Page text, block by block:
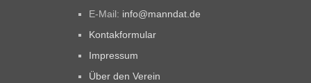
E-Mail: info@manndat.de
Kontakformular
Impressum
Über den Verein